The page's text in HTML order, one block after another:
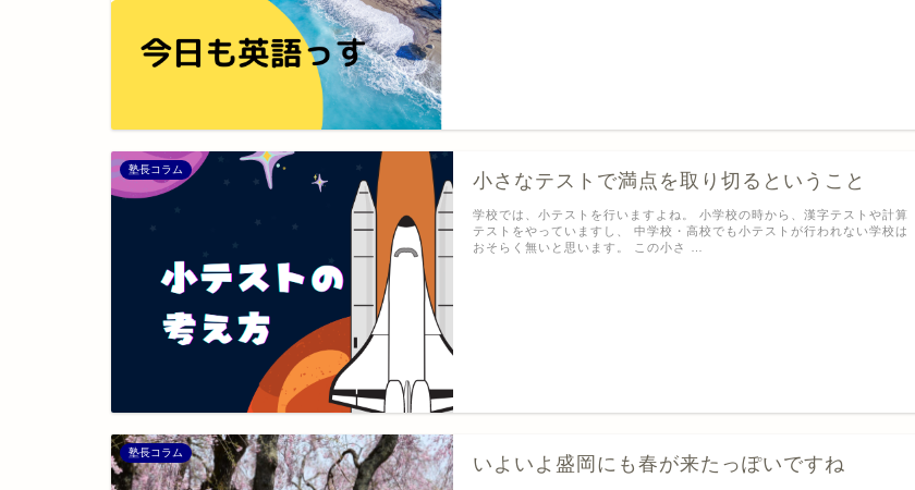
塾長コラム
小さなテストで満点を取り切るということ
学校では、小テストを行いますよね。 小学校の時から、漢字テストや計算
テストをやっていますし、 中学校・高校でも小テストが行われない学校は
おそらく無いと思います。 この小さ …
塾長コラム
いよいよ盛岡にも春が来たっぽいですね